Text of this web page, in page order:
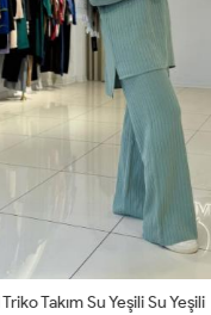
Karel Triko Takım Lila Lila